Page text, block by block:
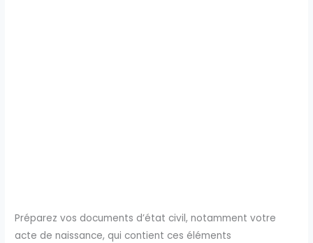
Préparez vos documents d’état civil, notamment votre
acte de naissance, qui contient ces éléments